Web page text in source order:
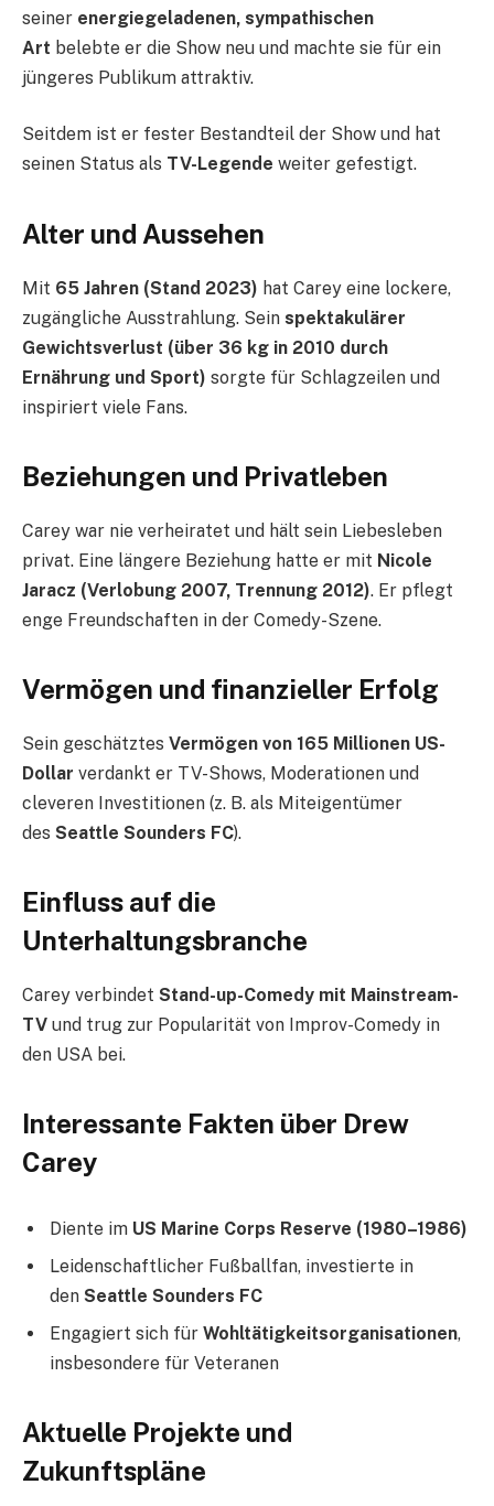
seiner energiegeladenen, sympathischen
Art belebte er die Show neu und machte sie für ein
jüngeres Publikum attraktiv.
Seitdem ist er fester Bestandteil der Show und hat
seinen Status als TV-Legende weiter gefestigt.
Alter und Aussehen
Mit 65 Jahren (Stand 2023) hat Carey eine lockere,
zugängliche Ausstrahlung. Sein spektakulärer
Gewichtsverlust (über 36 kg in 2010 durch
Ernährung und Sport) sorgte für Schlagzeilen und
inspiriert viele Fans.
Beziehungen und Privatleben
Carey war nie verheiratet und hält sein Liebesleben
privat. Eine längere Beziehung hatte er mit Nicole
Jaracz (Verlobung 2007, Trennung 2012). Er pflegt
enge Freundschaften in der Comedy-Szene.
Vermögen und finanzieller Erfolg
Sein geschätztes Vermögen von 165 Millionen US-
Dollar verdankt er TV-Shows, Moderationen und
cleveren Investitionen (z. B. als Miteigentümer
des Seattle Sounders FC).
Einfluss auf die
Unterhaltungsbranche
Carey verbindet Stand-up-Comedy mit Mainstream-
TV und trug zur Popularität von Improv-Comedy in
den USA bei.
Interessante Fakten über Drew
Carey
Diente im US Marine Corps Reserve (1980–1986)
Leidenschaftlicher Fußballfan, investierte in
den Seattle Sounders FC
Engagiert sich für Wohltätigkeitsorganisationen,
insbesondere für Veteranen
Aktuelle Projekte und
Zukunftspläne